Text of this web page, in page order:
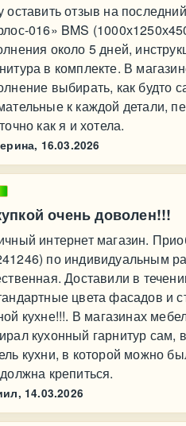
оставить отзыв на
016» BMS
около 5 дней,
в комплекте. В
выбирать, как будто
к каждой детали,
как я и хотела.
16.03.2026
очень доволен!!!
интернет магазин.
по индивидуальным
Доставили в
цвета фасадов и
кухне!!!. В магазинах
кухонный гарнитур сам,
кухни, в которой можно
крепиться.
14.03.2026